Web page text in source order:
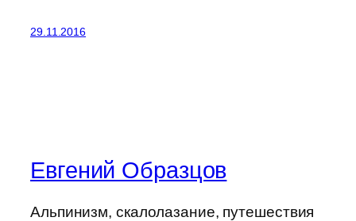
29.11.2016
Евгений Образцов
Альпинизм, скалолазание, путешествия